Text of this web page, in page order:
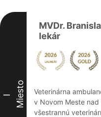
I Miesto
MVDr.
lekár
Veterinárna
v Novom Meste
všestrannú